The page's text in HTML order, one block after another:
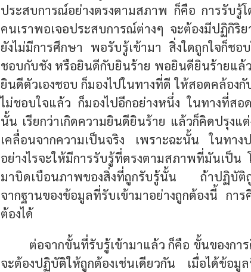
ประสบการณ์อย่างตรงตามสภาพ ก็คือ การรับรู้
คนเราพอเจอประสบการณ์ต่างๆ จะต้องมีปฏิกิริ
ยังไม่มีการศึกษา พอรับรู้เข้ามา สิ่งใดถูกใจก็ชอ
ชอบกับชัง หรือยินดีกับยินร้าย พอยินดียินร้ายแล้
ยินดีตัวเองชอบ ก็มองไปในทางที่ดี ให้สอดคล้อง
ไม่ชอบใจแล้ว ก็มองไปอีกอย่างหนึ่ง ในทางที่สอ
นั้น เรียกว่าเกิดความยินดียินร้าย แล้วก็คิดปรุง
เคลื่อนจากความเป็นจริง เพราะฉะนั้น ในท
อย่างไรจะให้มีการรับรู้ที่ตรงตามสภาพที่มันเป็น
มาบิดเบือนภาพของสิ่งที่ถูกรับรู้นั้น ถ้าปฏิบัติถู
จากฐานของข้อมูลที่รับเข้ามาอย่างถูกต้องนี้ กา
ต้องได้
ต่อจากขั้นที่รับรู้เข้ามาแล้ว ก็คือ ขั้นของกา
จะต้องปฏิบัติให้ถูกต้องเช่นเดียวกัน เมื่อได้ข้อมู